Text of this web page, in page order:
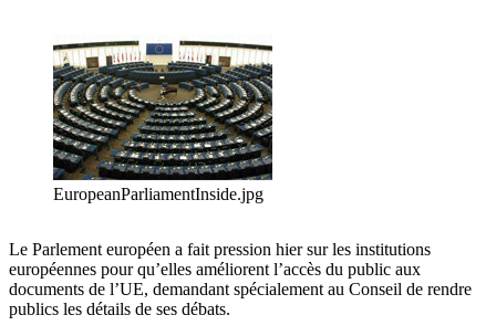
EuropeanParliamentInside.jpg
Le Parlement européen a fait pression hier sur les institutions
européennes pour qu’elles améliorent l’accès du public aux
documents de l’UE, demandant spécialement au Conseil de rendre
publics les détails de ses débats.